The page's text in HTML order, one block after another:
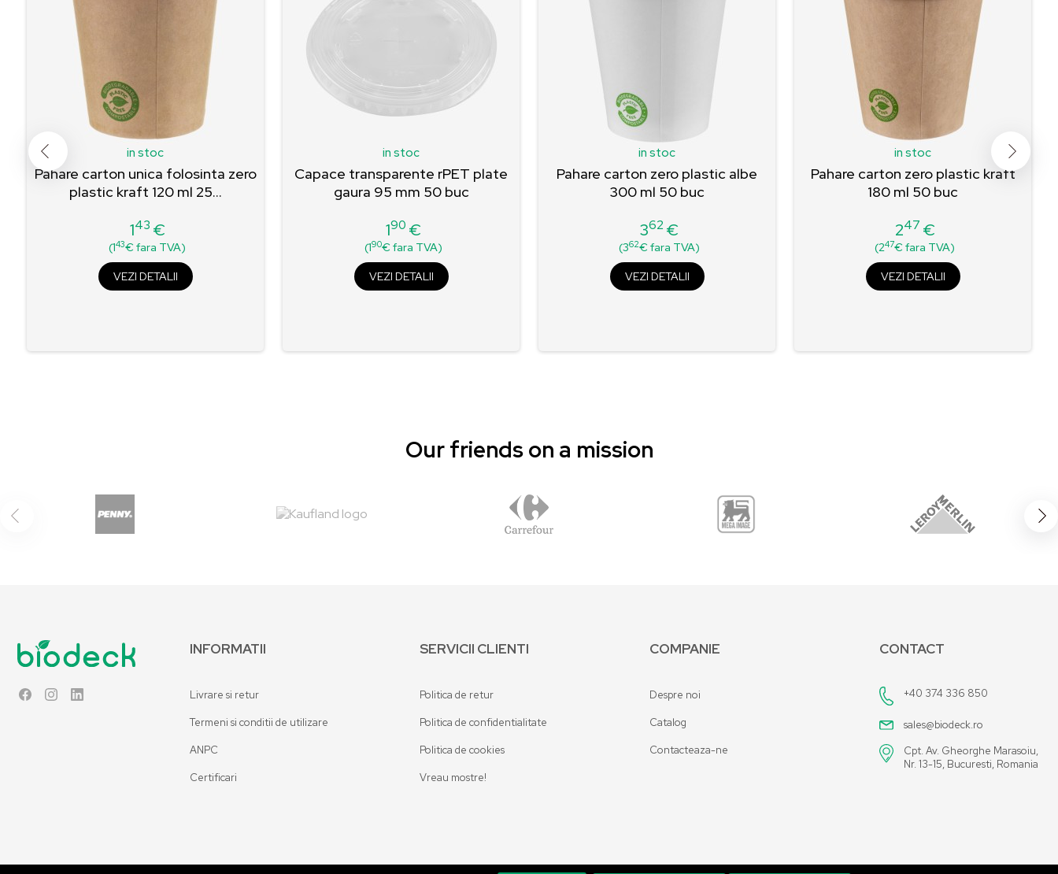
in stoc
Pahare carton unica folosinta zero
plastic kraft 120 ml 25...
Pret
143 €
(143€ fara TVA)
VEZI DETALII
in stoc
Capace transparente rPET plate
gaura 95 mm 50 buc
Pret
190 €
(190€ fara TVA)
VEZI DETALII
in stoc
Pahare carton zero plastic albe
300 ml 50 buc
Pret
362 €
(362€ fara TVA)
VEZI DETALII
in stoc
Pahare carton zero plastic kraft
180 ml 50 buc
Pret
247 €
(247€ fara TVA)
VEZI DETALII
Our friends on a mission
FacebookInstagram
INFORMATII
Livrare si retur
Termeni si conditii de utilizare
ANPC
Certificari
SERVICII CLIENTI
Politica de retur
Politica de confidentialitate
Politica de cookies
Vreau mostre!
COMPANIE
Despre noi
Catalog
Contacteaza-ne
CONTACT
+40 374 336 850
sales@biodeck.ro
Cpt. Av. Gheorghe Marasoiu,
Nr. 13-15, Bucuresti, Romania